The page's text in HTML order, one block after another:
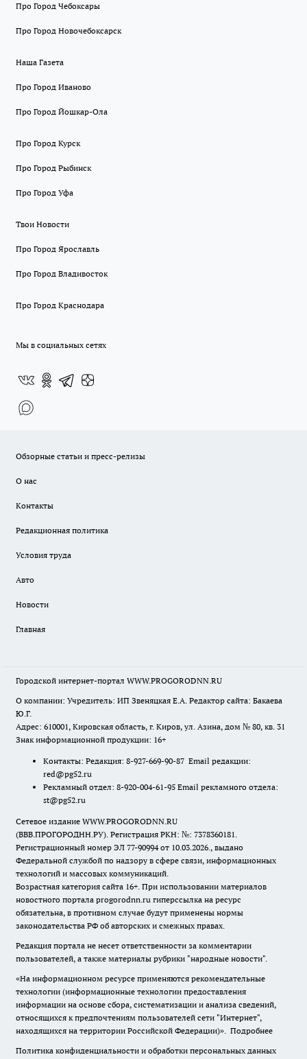
Про Город Чебоксары
Про Город Новочебоксарск
Наша Газета
Про Город Иваново
Про Город Йошкар-Ола
Про Город Курск
Про Город Рыбинск
Про Город Уфа
Твои Новости
Про Город Ярославль
Про Город Владивосток
Про Город Краснодара
Мы в социальных сетях
Обзорные статьи и пресс-релизы
О нас
Контакты
Редакционная политика
Условия труда
Авто
Новости
Главная
Городской интернет-портал WWW.PROGORODNN.RU
О компании: Учредитель: ИП Звеняцкая Е.А. Редактор сайта: Бакаева
Ю.Г.
Адрес: 610001, Кировская область, г. Киров, ул. Азина, дом № 80, кв. 31
Знак информационной продукции: 16+
Контакты: Редакция: 8-927-669-90-87 Email редакции:
red@pg52.ru
Рекламный отдел: 8-920-004-61-95 Email рекламного отдела:
st@pg52.ru
Сетевое издание WWW.PROGORODNN.RU
(ВВВ.ПРОГОРОДНН.РУ). Регистрация РКН: №: 7378360181.
Регистрационный номер ЭЛ 77-90994 от 10.03.2026., выдано
Федеральной службой по надзору в сфере связи, информационных
технологий и массовых коммуникаций.
Возрастная категория сайта 16+. При использовании материалов
новостного портала progorodnn.ru гиперссылка на ресурс
обязательна, в противном случае будут применены нормы
законодательства РФ об авторских и смежных правах.
Редакция портала не несет ответственности за комментарии
пользователей, а также материалы рубрики "народные новости".
«На информационном ресурсе применяются рекомендательные
технологии (информационные технологии предоставления
информации на основе сбора, систематизации и анализа сведений,
относящихся к предпочтениям пользователей сети "Интернет",
находящихся на территории Российской Федерации)». Подробнее
Политика конфиденциальности и обработки персональных данных